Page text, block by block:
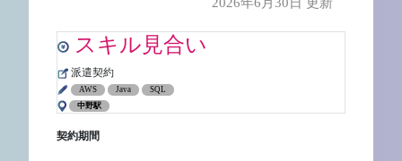
スキル見合い
派遣契約
AWS Java
SQL
中野駅
契約期間